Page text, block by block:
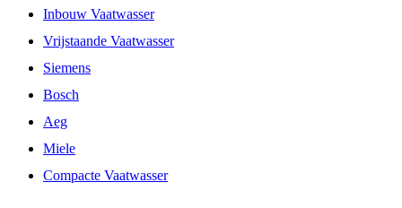
Inbouw Vaatwasser
Vrijstaande Vaatwasser
Siemens
Bosch
Aeg
Miele
Compacte Vaatwasser